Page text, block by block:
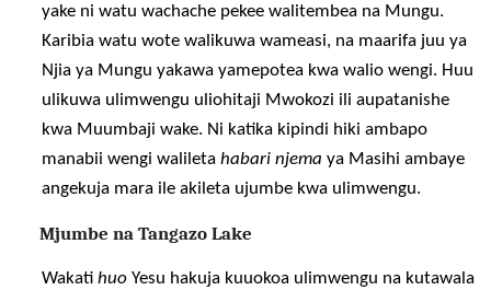
yake ni watu wachache pekee walitembea na Mungu.
Karibia watu wote walikuwa wameasi, na maarifa juu ya
Njia ya Mungu yakawa yamepotea kwa walio wengi. Huu
ulikuwa ulimwengu uliohitaji Mwokozi ili aupatanishe
kwa Muumbaji wake. Ni katika kipindi hiki ambapo
manabii wengi waliletahabari njema ya Masihi ambaye
angekuja mara ile akileta ujumbe kwa ulimwengu.
Mjumbe na Tangazo Lake
Wakatihuo Yesu hakuja kuuokoa ulimwengu na kutawala